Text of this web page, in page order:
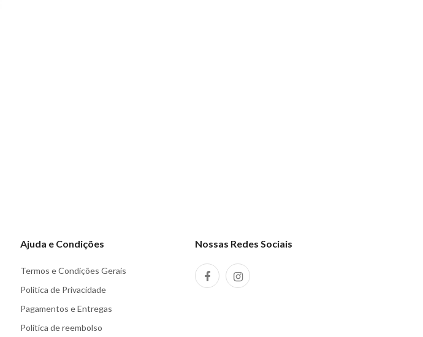
Ajuda e Condições
Termos e Condições Gerais
Politica de Privacidade
Pagamentos e Entregas
Política de reembolso
Nossas Redes Sociais